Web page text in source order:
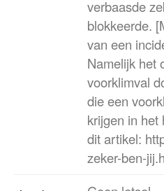
verbaasde
blokkeerde.
van een
Namelijk het
voorklimval
die een
krijgen in het
dit artikel:
zeker-ben-